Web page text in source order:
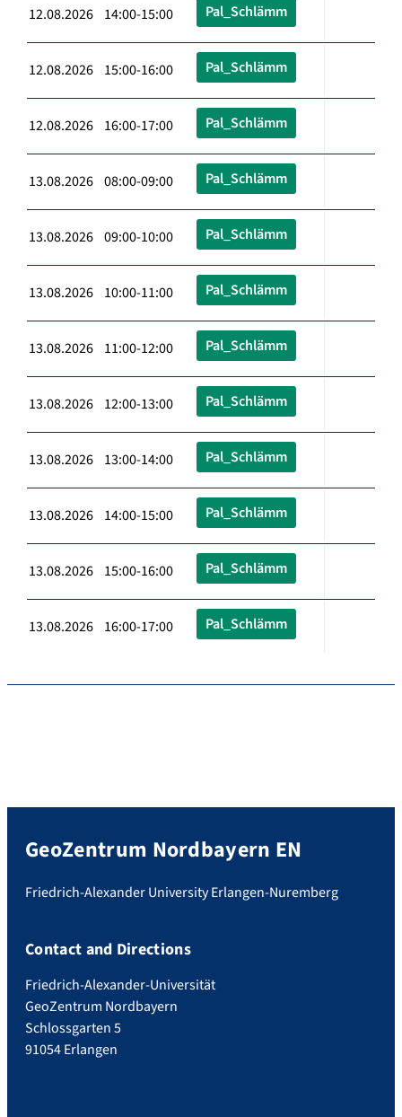
12.08.2026 14:00-15:00 Pal_Schlämm
12.08.2026 15:00-16:00 Pal_Schlämm
12.08.2026 16:00-17:00 Pal_Schlämm
13.08.2026 08:00-09:00 Pal_Schlämm
13.08.2026 09:00-10:00 Pal_Schlämm
13.08.2026 10:00-11:00 Pal_Schlämm
13.08.2026 11:00-12:00 Pal_Schlämm
13.08.2026 12:00-13:00 Pal_Schlämm
13.08.2026 13:00-14:00 Pal_Schlämm
13.08.2026 14:00-15:00 Pal_Schlämm
13.08.2026 15:00-16:00 Pal_Schlämm
13.08.2026 16:00-17:00 Pal_Schlämm
GeoZentrum Nordbayern EN
Friedrich-Alexander University Erlangen-Nuremberg
Contact and Directions
Friedrich-Alexander-Universität
GeoZentrum Nordbayern
Schlossgarten 5
91054 Erlangen